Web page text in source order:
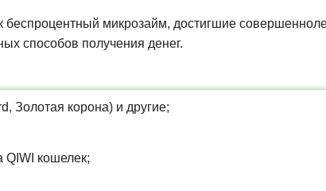
беспроцентный микрозайм, достигшие
способов получения денег.
Золотая корона) и другие;
QIWI кошелек;